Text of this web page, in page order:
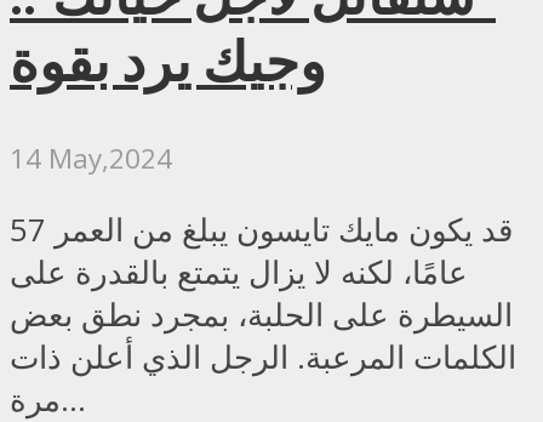
وجيك يرد بقوة
14 May,2024
قد يكون مايك تايسون يبلغ من العمر 57
عامًا، لكنه لا يزال يتمتع بالقدرة على
السيطرة على الحلبة، بمجرد نطق بعض
الكلمات المرعبة. الرجل الذي أعلن ذات
مرة...